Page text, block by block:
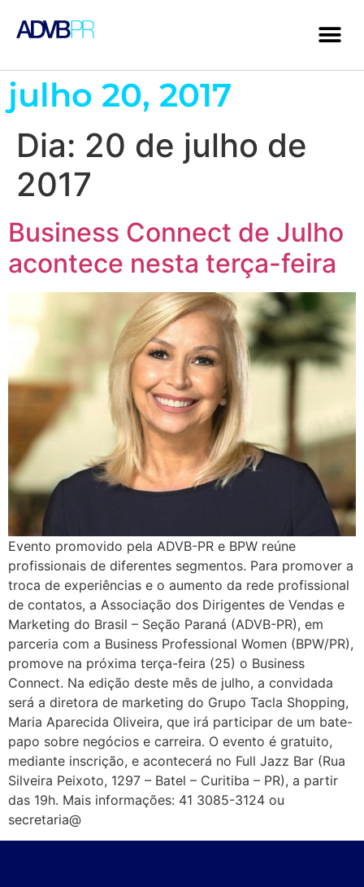
julho 20, 2017
Dia: 20 de julho de
2017
Business Connect de Julho
acontece nesta terça-feira
Evento promovido pela ADVB-PR e BPW reúne
profissionais de diferentes segmentos. Para promover a
troca de experiências e o aumento da rede profissional
de contatos, a Associação dos Dirigentes de Vendas e
Marketing do Brasil – Seção Paraná (ADVB-PR), em
parceria com a Business Professional Women (BPW/PR),
promove na próxima terça-feira (25) o Business
Connect. Na edição deste mês de julho, a convidada
será a diretora de marketing do Grupo Tacla Shopping,
Maria Aparecida Oliveira, que irá participar de um bate-
papo sobre negócios e carreira. O evento é gratuito,
mediante inscrição, e acontecerá no Full Jazz Bar (Rua
Silveira Peixoto, 1297 – Batel – Curitiba – PR), a partir
das 19h. Mais informações: 41 3085-3124 ou
secretaria@